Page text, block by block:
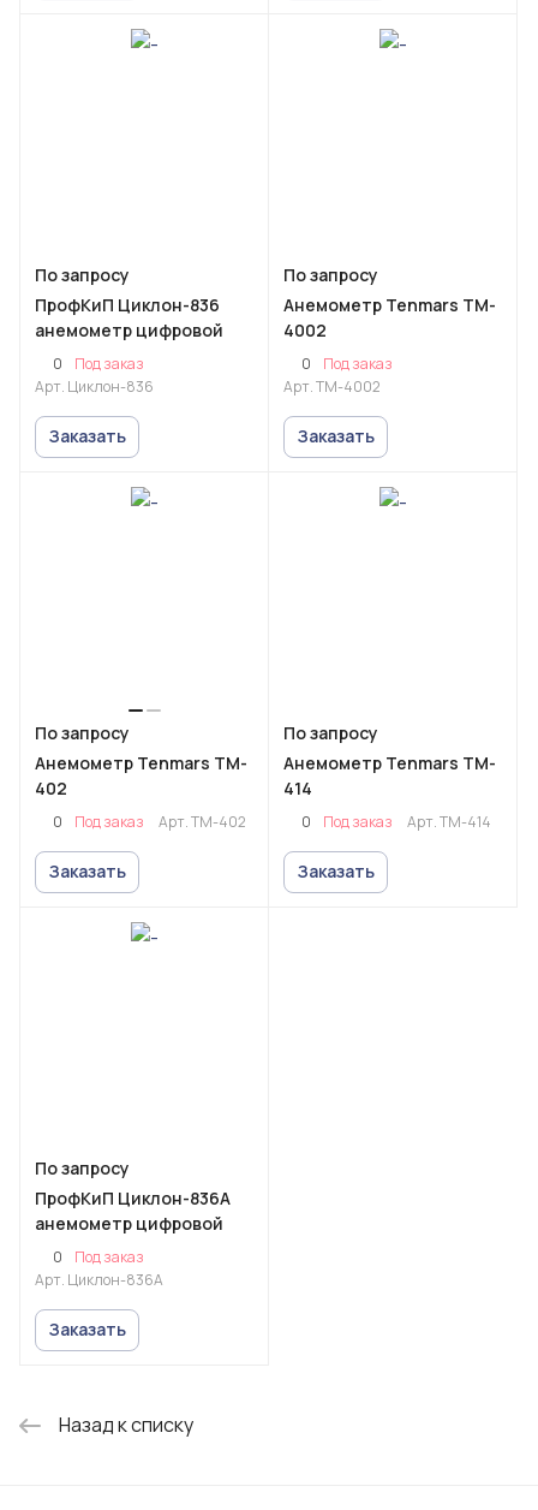
По запросу
ПрофКиП Циклон-836
анемометр цифровой
0
Под заказ
Арт. Циклон-836
Заказать
По запросу
Анемометр Tenmars TM-
4002
0
Под заказ
Арт.TM-4002
Заказать
По запросу
Анемометр Tenmars TM-
402
0 Под заказ Арт.TM-402
Заказать
По запросу
Анемометр Tenmars TM-
414
0 Под заказ Арт.TM-414
Заказать
По запросу
ПрофКиП Циклон-836А
анемометр цифровой
0
Под заказ
Арт. Циклон-836А
Заказать
Назад к списку